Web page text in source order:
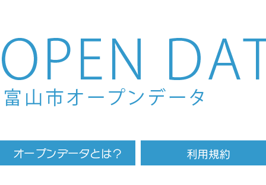
Skip to main content